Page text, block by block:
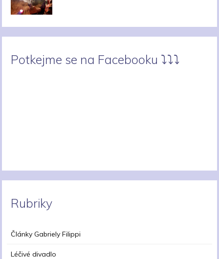
Potkejme se na Facebooku ⤵︎⤵︎⤵︎
Rubriky
Články Gabriely Filippi
Léčivé divadlo